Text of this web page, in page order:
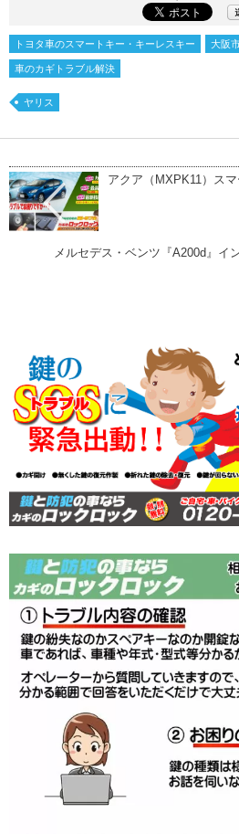
トヨタ車のスマートキー・キーレスキー 大阪
車のカギトラブル解決
ヤリス
アクア（MXPK11）ス
メルセデス・ベンツ『A200d』イ